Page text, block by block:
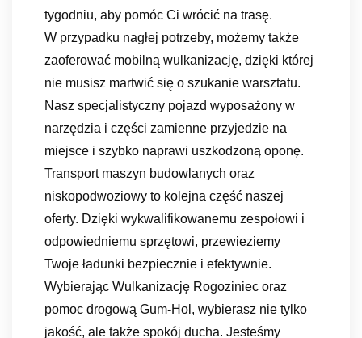
tygodniu, aby pomóc Ci wrócić na trasę.
W przypadku nagłej potrzeby, możemy także
zaoferować mobilną wulkanizację, dzięki której
nie musisz martwić się o szukanie warsztatu.
Nasz specjalistyczny pojazd wyposażony w
narzędzia i części zamienne przyjedzie na
miejsce i szybko naprawi uszkodzoną oponę.
Transport maszyn budowlanych oraz
niskopodwoziowy to kolejna część naszej
oferty. Dzięki wykwalifikowanemu zespołowi i
odpowiedniemu sprzętowi, przewieziemy
Twoje ładunki bezpiecznie i efektywnie.
Wybierając Wulkanizację Rogoziniec oraz
pomoc drogową Gum-Hol, wybierasz nie tylko
jakość, ale także spokój ducha. Jesteśmy